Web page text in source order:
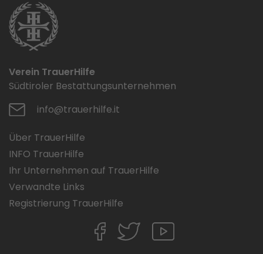
Verein TrauerHilfe
Südtiroler Bestattungsunternehmen
info@trauerhilfe.it
Über TrauerHilfe
INFO TrauerHilfe
Ihr Unternehmen auf TrauerHilfe
Verwandte Links
Registrierung TrauerHilfe